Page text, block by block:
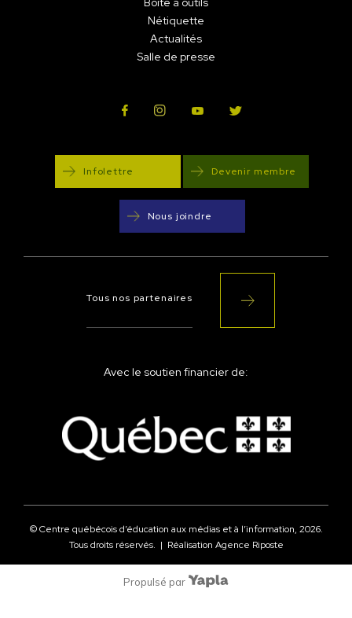
Nétiquette
Actualités
Salle de presse
Infolettre Devenir membre
Nous joindre
Avec le soutien financier de:
Tous nos partenaires
© Centre québécois d’éducation aux médias et à l’information, 2026.
Tous droits réservés. | Réalisation Agence Riposte
Propulsé par